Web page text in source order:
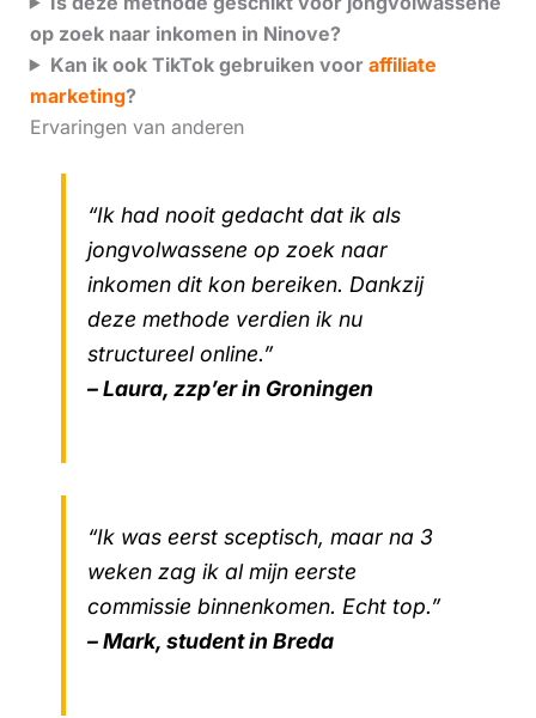
op zoek naar inkomen in Ninove?
Kan ik ook TikTok gebruiken voor affiliate
marketing?
Ervaringen van anderen
“Ik had nooit gedacht dat ik als
jongvolwassene op zoek naar
inkomen dit kon bereiken. Dankzij
deze methode verdien ik nu
structureel online.”
– Laura, zzp’er in Groningen
“Ik was eerst sceptisch, maar na 3
weken zag ik al mijn eerste
commissie binnenkomen. Echt top.”
– Mark, student in Breda